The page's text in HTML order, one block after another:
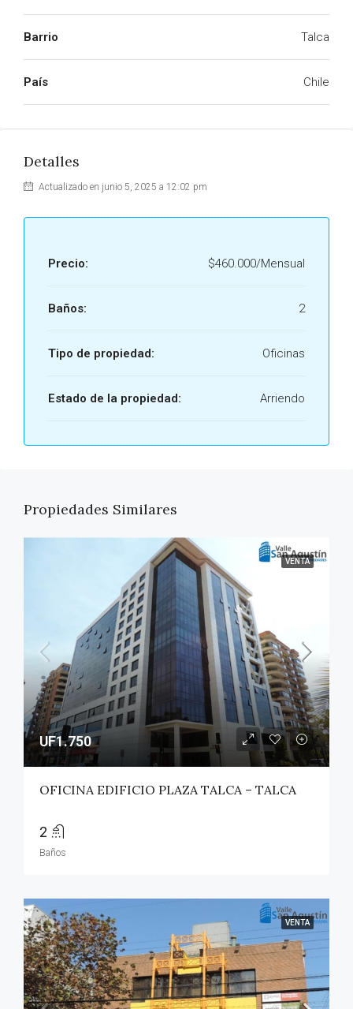
Barrio Talca
País Chile
Detalles
Actualizado en junio 5, 2025 a 12:02 pm
Precio: $460.000/Mensual
Baños: 2
Tipo de propiedad: Oficinas
Estado de la propiedad: Arriendo
Propiedades Similares
VENTA
UF1.750
OFICINA EDIFICIO PLAZA TALCA – TALCA
2
Baños
VENTA